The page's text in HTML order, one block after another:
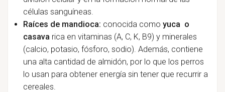
células sanguíneas.
Raíces de mandioca: conocida como yuca o
casava rica en vitaminas (A, C, K, B9) y minerales
(calcio, potasio, fósforo, sodio). Además, contiene
una alta cantidad de almidón, por lo que los perros
lo usan para obtener energía sin tener que recurrir a
cereales.